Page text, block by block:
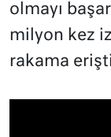
olmayı
milyon kez
rakama